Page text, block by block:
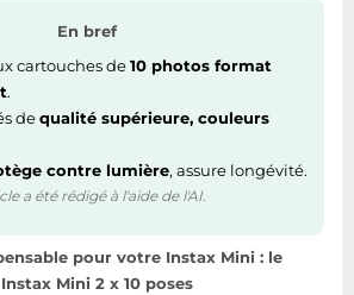
En bref
cartouches de10 photos format
.
dequalité supérieure, couleurs
contre lumière, assure longévité.
a été rédigé à l'aide de l'AI.
pour votre Instax Mini : le
Mini 2 x 10 poses